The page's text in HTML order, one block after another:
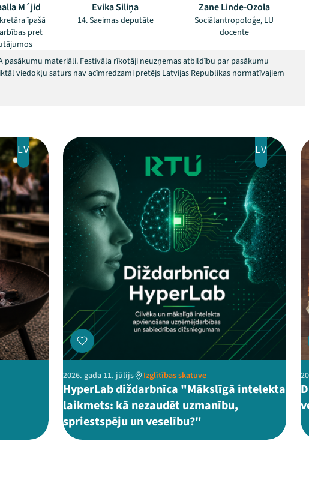
M´jid
īpašā
pret
Evika Siliņa
14. Saeimas deputāte
Zane Linde-Ozola
Sociālantropoloģe, LU
docente
pasākumu materiāli. Festivāla rīkotāji neuzņemas atbildību par pasākumu
viedokļu saturs nav acīmredzami pretējs Latvijas Republikas normatīvajiem
LV LV
2026. gada 11. jūlijs Izglītības skatuve
HyperLab diždarbnīca "Mākslīgā intelekta
laikmets: kā nezaudēt uzmanību,
spriestspēju un veselību?"